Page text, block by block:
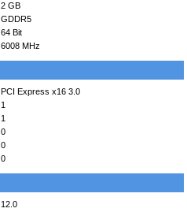
2 GB
GDDR5
64 Bit
6008 MHz
PCI Express x16 3.0
1
1
0
0
0
12.0